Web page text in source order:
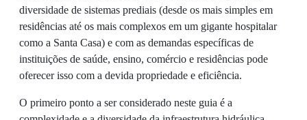
diversidade de sistemas prediais (desde os mais simples em
residências até os mais complexos em um gigante hospitalar
como a Santa Casa) e com as demandas específicas de
instituições de saúde, ensino, comércio e residências pode
oferecer isso com a devida propriedade e eficiência.
O primeiro ponto a ser considerado neste guia é a